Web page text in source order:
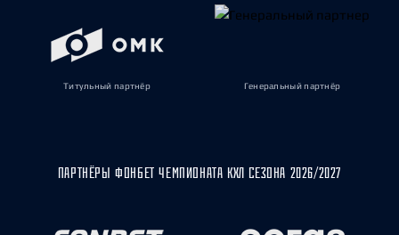
Титульный партнёр Генеральный партнёр
ПАРТНЁРЫ ФОНБЕТ ЧЕМПИОНАТА КХЛ СЕЗОНА 2026/2027